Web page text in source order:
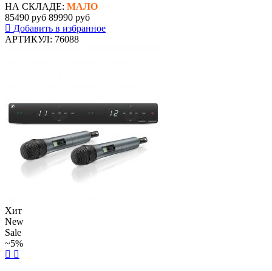
НА СКЛАДЕ: МАЛО
85490 руб 89990 руб
Добавить в избранное
АРТИКУЛ: 76088
Хит
New
Sale
~5%